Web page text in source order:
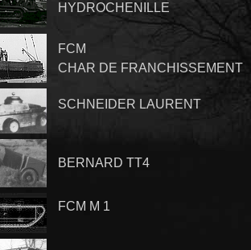
HYDROCHENILLE
FCM
CHAR DE FRANCHISSEMENT
SCHNEIDER LAURENT
BERNARD TT4
FCM M 1